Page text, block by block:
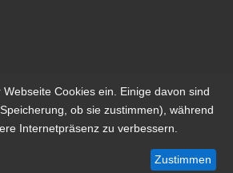
JÄCKLE Gesellschaft Beratender
Cookies ein. Einige davon sind
ob sie zustimmen), während
Internetpräsenz zu verbessern.
Zustimmen